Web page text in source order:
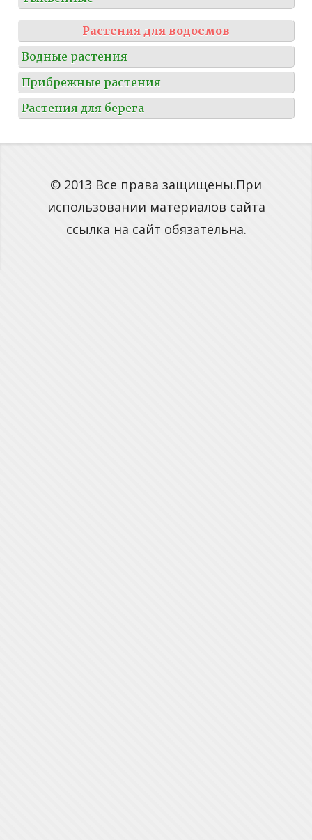
Растения для водоемов
Водные растения
Прибрежные растения
Растения для берега
© 2013 Все права защищены.При
использовании материалов сайта
ссылка на сайт обязательна.